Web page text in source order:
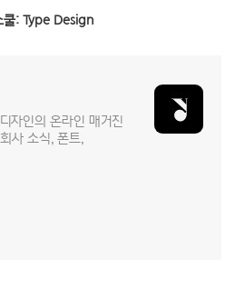
쿨: Type Design
자인의 온라인 매거진
사 소식, 폰트,